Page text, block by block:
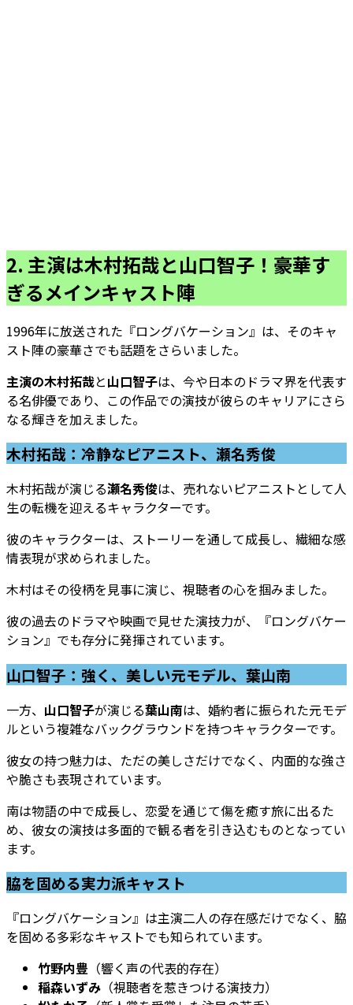
2. 主演は木村拓哉と山口智子！豪華す
ぎるメインキャスト陣
1996年に放送された『ロングバケーション』は、そのキャ
スト陣の豪華さでも話題をさらいました。
主演の木村拓哉と山口智子は、今や日本のドラマ界を代表す
る名俳優であり、この作品での演技が彼らのキャリアにさら
なる輝きを加えました。
木村拓哉：冷静なピアニスト、瀬名秀俊
木村拓哉が演じる瀬名秀俊は、売れないピアニストとして人
生の転機を迎えるキャラクターです。
彼のキャラクターは、ストーリーを通して成長し、繊細な感
情表現が求められました。
木村はその役柄を見事に演じ、視聴者の心を掴みました。
彼の過去のドラマや映画で見せた演技力が、『ロングバケー
ション』でも存分に発揮されています。
山口智子：強く、美しい元モデル、葉山南
一方、 山口智子が演じる葉山南は、婚約者に振られた元モデ
ルという複雑なバックグラウンドを持つキャラクターです。
彼女の持つ魅力は、ただの美しさだけでなく、内面的な強さ
や脆さも表現されています。
南は物語の中で成長し、恋愛を通じて傷を癒す旅に出るた
め、彼女の演技は多面的で観る者を引き込むものとなってい
ます。
脇を固める実力派キャスト
『ロングバケーション』は主演二人の存在感だけでなく、脇
を固める多彩なキャストでも知られています。
竹野内豊 （響く声の代表的存在）
稲森いずみ （視聴者を惹きつける演技力）